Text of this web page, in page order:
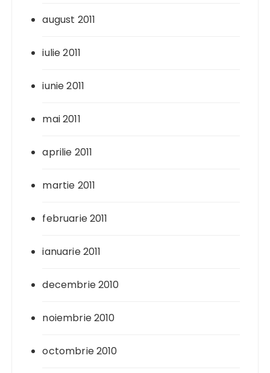
august 2011
iulie 2011
iunie 2011
mai 2011
aprilie 2011
martie 2011
februarie 2011
ianuarie 2011
decembrie 2010
noiembrie 2010
octombrie 2010